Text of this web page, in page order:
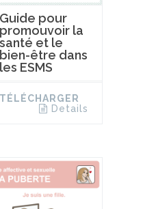
Guide pour
promouvoir la
santé et le
bien-être dans
les ESMS
TÉLÉCHARGER
Details